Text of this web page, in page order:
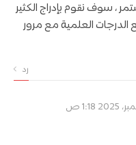
، سوف نقوم بإدراج الكثير
الدرجات العلمية مع مرور
رد